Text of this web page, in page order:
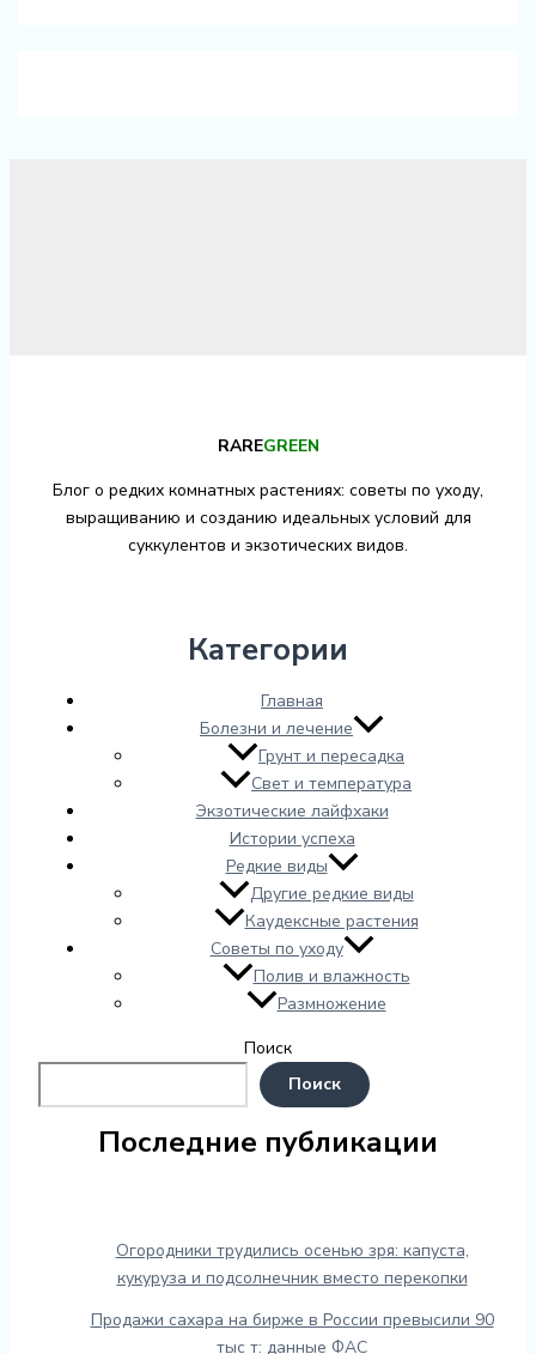
RAREGREEN
Блог о редких комнатных растениях: советы по уходу,
выращиванию и созданию идеальных условий для
суккулентов и экзотических видов.
Категории
Главная
Болезни и лечение
Грунт и пересадка
Свет и температура
Экзотические лайфхаки
Истории успеха
Редкие виды
Другие редкие виды
Каудексные растения
Советы по уходу
Полив и влажность
Размножение
Поиск
Поиск
Последние публикации
Огородники трудились осенью зря: капуста,
кукуруза и подсолнечник вместо перекопки
Продажи сахара на бирже в России превысили 90
тыс т: данные ФАС